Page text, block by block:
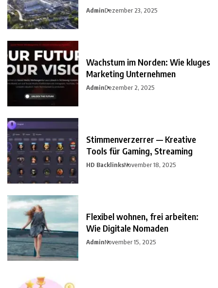
AdminDezember 23, 2025
Wachstum im Norden: Wie kluges
Marketing Unternehmen
AdminDezember 2, 2025
Stimmenverzerrer — Kreative
Tools für Gaming, Streaming
HD BacklinksNovember 18, 2025
Flexibel wohnen, frei arbeiten:
Wie Digitale Nomaden
AdminNovember 15, 2025